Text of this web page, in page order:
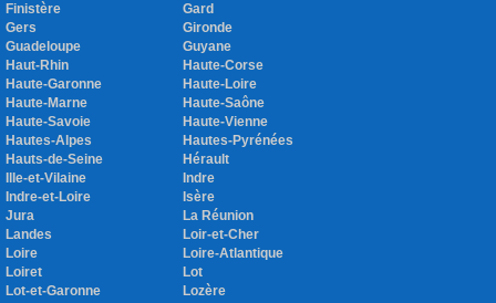
Finistère
Gard
Gers
Gironde
Guadeloupe
Guyane
Haut-Rhin
Haute-Corse
Haute-Garonne
Haute-Loire
Haute-Marne
Haute-Saône
Haute-Savoie
Haute-Vienne
Hautes-Alpes
Hautes-Pyrénées
Hauts-de-Seine
Hérault
Ille-et-Vilaine
Indre
Indre-et-Loire
Isère
Jura
La Réunion
Landes
Loir-et-Cher
Loire
Loire-Atlantique
Loiret
Lot
Lot-et-Garonne
Lozère